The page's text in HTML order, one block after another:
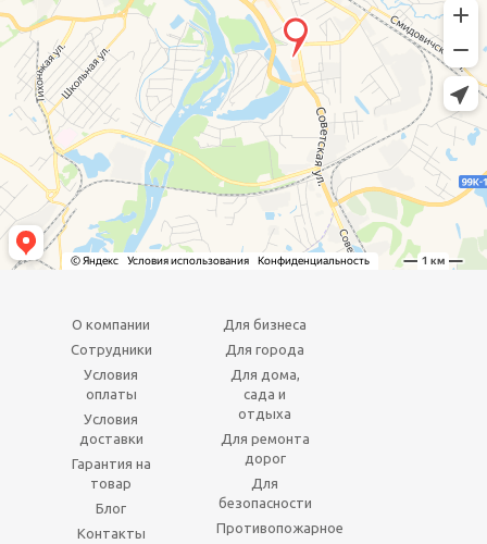
О компании
Сотрудники
Условия
оплаты
Условия
доставки
Гарантия на
товар
Блог
Контакты
Для бизнеса
Для города
Для дома,
сада и
отдыха
Для ремонта
дорог
Для
безопасности
Противопожарное